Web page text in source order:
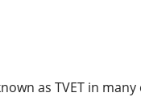
as TVET in